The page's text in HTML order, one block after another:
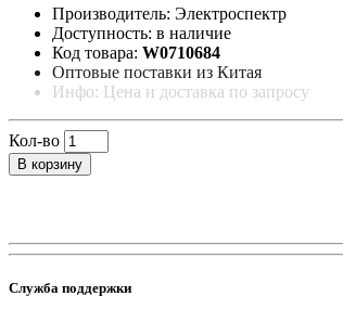
Производитель: Электроспектр
Доступность: в наличие
Код товара: W0710684
Оптовые поставки из Китая
Инфо: Цена и доставка по запросу
Кол-во
В корзину
Служба поддержки